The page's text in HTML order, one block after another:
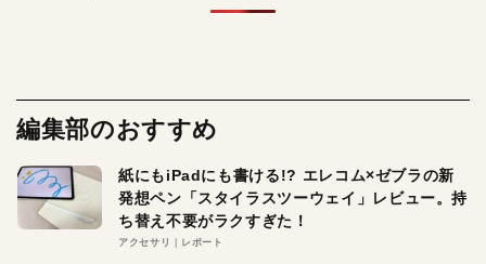
編集部のおすすめ
紙にもiPadにも書ける!? エレコム×ゼブラの新
発想ペン「スタイラスツーウェイ」レビュー。持
ち替え不要がラクすぎた！
アクセサリ レポート